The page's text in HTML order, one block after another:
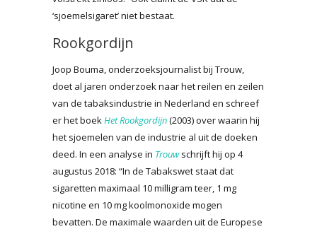
‘sjoemelsigaret’ niet bestaat.
Rookgordijn
Joop Bouma, onderzoeksjournalist bij Trouw,
doet al jaren onderzoek naar het reilen en zeilen
van de tabaksindustrie in Nederland en schreef
er het boekHet Rookgordijn(2003) over waarin hij
het sjoemelen van de industrie al uit de doeken
deed. In een analyse in Trouwschrijft hij op 4
augustus 2018: “In de Tabakswet staat dat
sigaretten maximaal 10 milligram teer, 1 mg
nicotine en 10 mg koolmonoxide mogen
bevatten. De maximale waarden uit de Europese